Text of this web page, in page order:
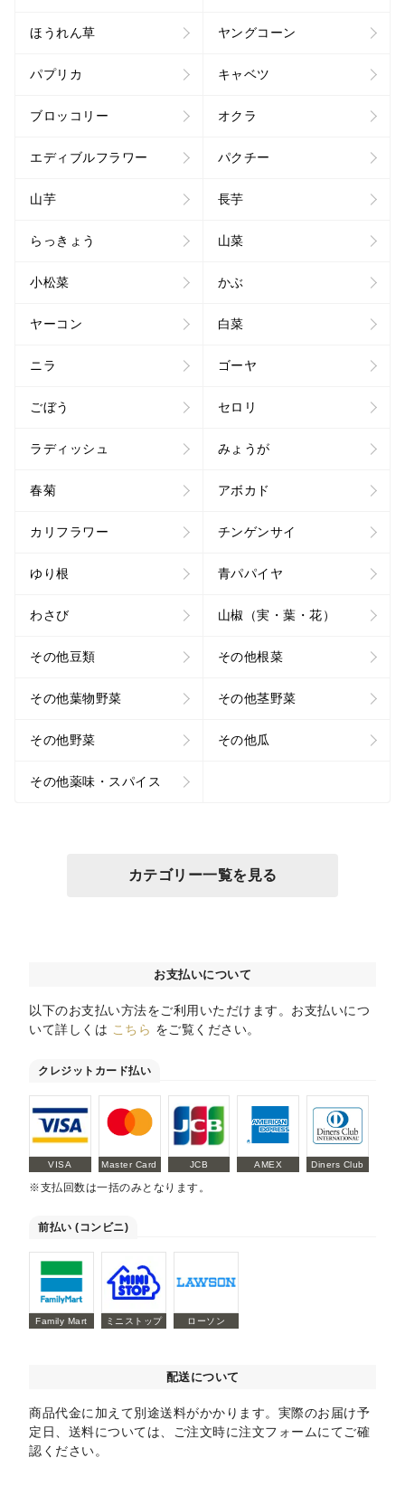
ほうれん草 ヤングコーン
パプリカ キャベツ
ブロッコリー オクラ
エディブルフラワー パクチー
山芋 長芋
らっきょう 山菜
小松菜 かぶ
ヤーコン 白菜
ニラ ゴーヤ
ごぼう セロリ
ラディッシュ みょうが
春菊 アボカド
カリフラワー チンゲンサイ
ゆり根 青パパイヤ
わさび 山椒（実・葉・花）
その他豆類 その他根菜
その他葉物野菜 その他茎野菜
その他野菜 その他瓜
その他薬味・スパイス
カテゴリー一覧を見る
お支払いについて
以下のお支払い方法をご利用いただけます。お支払いにつ
いて詳しくは こちら をご覧ください。
クレジットカード払い
VISA Master Card JCB AMEX Diners Club
※支払回数は一括のみとなります。
前払い (コンビニ)
Family Mart ミニストップ ローソン
配送について
商品代金に加えて別途送料がかかります。実際のお届け予
定日、送料については、ご注文時に注文フォームにてご確
認ください。